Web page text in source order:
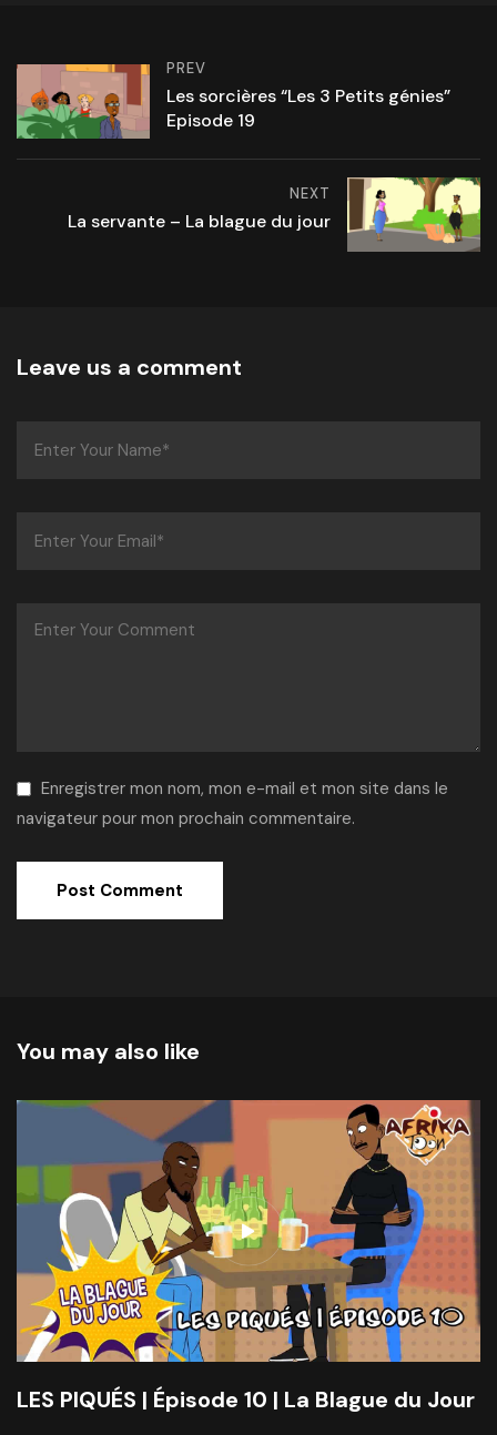
PREV
Les sorcières “Les 3 Petits génies”
Episode 19
NEXT
La servante – La blague du jour
Leave us a comment
Enregistrer mon nom, mon e-mail et mon site dans le
navigateur pour mon prochain commentaire.
You may also like
LES PIQUÉS | Épisode 10 | La Blague du Jour